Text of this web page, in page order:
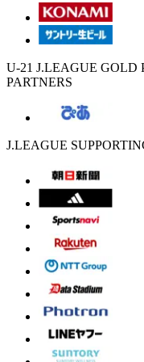
U-21 J.LEAGUE GOLD
PARTNERS
J.LEAGUE